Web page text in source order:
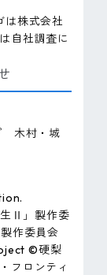
は株式会社
自社調査に
木村・城
Ⅱ」製作委
作委員会
©硬梨
フロンティ